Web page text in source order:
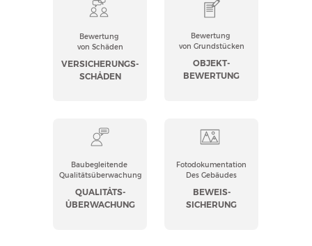
Die Höhe des Schadens
von eingereichten
Angeboten
und Rechnungen
errechnet.
Bewertung
von Schäden
VERSICHERUNGS-
SCHÄDEN
Erstellung eines
Gutachtens unter
Berücksichtigung
des Bodenwertes,
des Sachwertes
und/oder
Bewertung
von Grundstücken
OBJEKT-
BEWERTUNG
Wir führen die
von Wohnungen und
Objekten an Mieter
und Erwerber
für Sie oder zusammen
Baubegleitende
Qualitätsüberwachung
QUALITÄTS-
ÜBERWACHUNG
Bei der Besichtigung
Beweissicherung
wird der Zustand
sowohl außen und
innen dokumentiert.
Fotodokumentation
Des Gebäudes
BEWEIS-
SICHERUNG